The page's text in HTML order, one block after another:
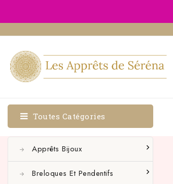
Toutes Catégories
Apprêts Bijoux
Breloques Et Pendentifs